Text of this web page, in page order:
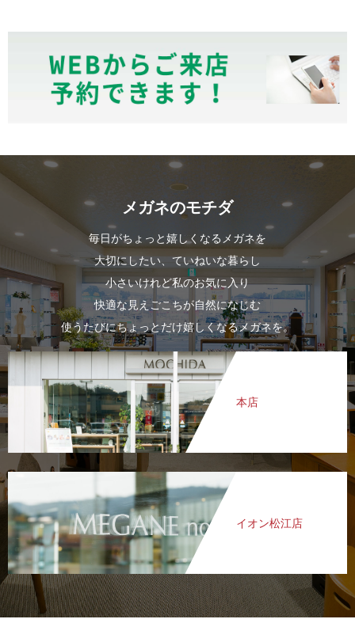
メガネのモチダ
毎日がちょっと嬉しくなるメガネを
大切にしたい、ていねいな暮らし
小さいけれど私のお気に入り
快適な見えごこちが自然になじむ
使うたびにちょっとだけ嬉しくなるメガネを。
本店
イオン松江店